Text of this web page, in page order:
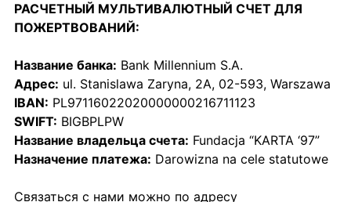
РАСЧЕТНЫЙ МУЛЬТИВАЛЮТНЫЙ СЧЕТ ДЛЯ
ПОЖЕРТВОВАНИЙ:
Название банка: Bank Millennium S.A.
Адрес: ul. Stanislawa Zaryna, 2A, 02-593, Warszawa
IBAN: PL97116022020000000216711123
SWIFT: BIGBPLPW
Название владельца счета: Fundacja “KARTA ‘97”
Назначение платежа: Darowizna na cele statutowe